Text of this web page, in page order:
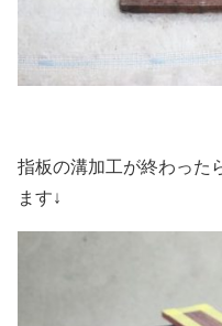
指板の溝加工が終わった
ます↓